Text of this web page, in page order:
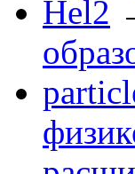
Hel2